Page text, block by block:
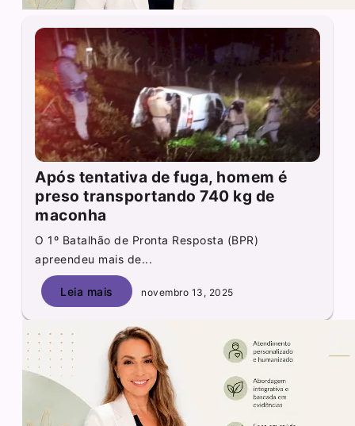
Após tentativa de fuga, homem é
preso transportando 740 kg de
maconha
O 1º Batalhão de Pronta Resposta (BPR)
apreendeu mais de...
Leia mais novembro 13, 2025